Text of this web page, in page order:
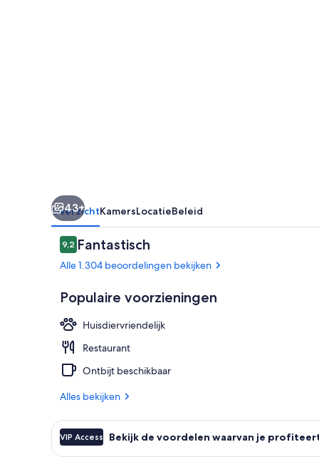
43+
OverzichtKamersLocatieBeleid
Beoordelingen
9,29,2 op 10 –
Fantastisch
Alle 1.304 beoordelingen bekijken
Populaire voorzieningen
Huisdiervriendelijk
Restaurant
Ontbijt beschikbaar
Alles bekijken
VIP Access Bekijk de voordelen waarvan je profiteert